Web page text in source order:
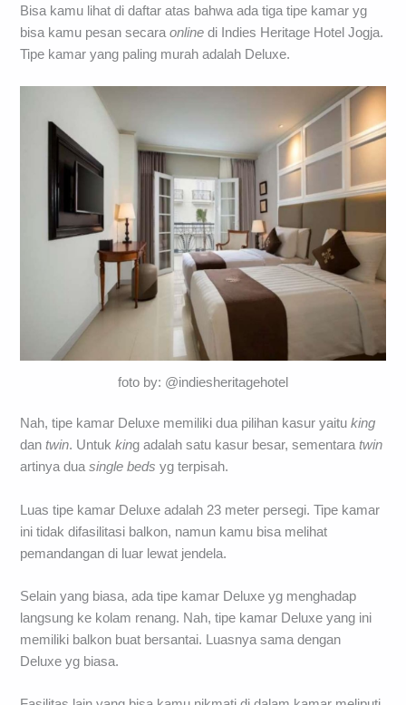
Bisa kamu lihat di daftar atas bahwa ada tiga tipe kamar yg
bisa kamu pesan secaraonline di Indies Heritage Hotel Jogja.
Tipe kamar yang paling murah adalah Deluxe.
foto by: @indiesheritagehotel
Nah, tipe kamar Deluxe memiliki dua pilihan kasur yaituking
dantwin. Untukking adalah satu kasur besar, sementaratwin
artinya duasingle beds yg terpisah.
Luas tipe kamar Deluxe adalah 23 meter persegi. Tipe kamar
ini tidak difasilitasi balkon, namun kamu bisa melihat
pemandangan di luar lewat jendela.
Selain yang biasa, ada tipe kamar Deluxe yg menghadap
langsung ke kolam renang. Nah, tipe kamar Deluxe yang ini
memiliki balkon buat bersantai. Luasnya sama dengan
Deluxe yg biasa.